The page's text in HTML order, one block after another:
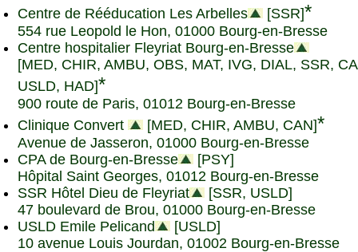
Centre de Rééducation Les Arbelles [SSR]*
554 rue Leopold le Hon, 01000 Bourg-en-Bresse
Centre hospitalier Fleyriat Bourg-en-Bresse
[MED, CHIR, AMBU, OBS, MAT, IVG, DIAL, SSR,
USLD, HAD]*
900 route de Paris, 01012 Bourg-en-Bresse
Clinique Convert
[MED, CHIR, AMBU, CAN]*
Avenue de Jasseron, 01000 Bourg-en-Bresse
CPA de Bourg-en-Bresse
[PSY]
Hôpital Saint Georges, 01012 Bourg-en-Bresse
SSR Hôtel Dieu de Fleyriat
[SSR, USLD]
47 boulevard de Brou, 01000 Bourg-en-Bresse
USLD Emile Pelicand
[USLD]
10 avenue Louis Jourdan, 01002 Bourg-en-Bresse